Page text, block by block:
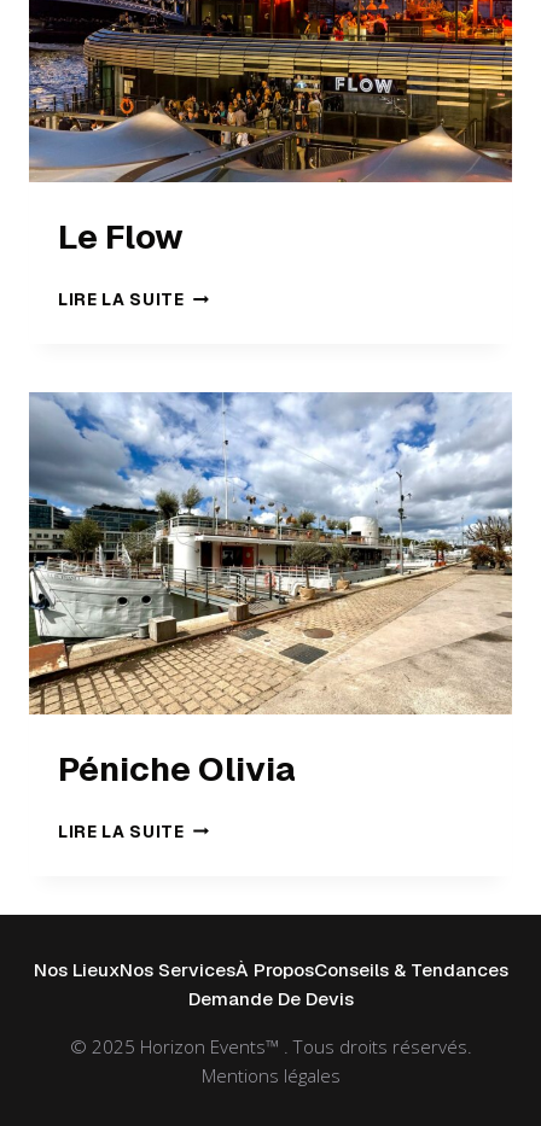
Le Flow
LIRE LA SUITE
Péniche Olivia
LIRE LA SUITE
Nos LieuxNos ServicesÀ ProposConseils & Tendances
Demande De Devis
© 2025 Horizon Events™ . Tous droits réservés.
Mentions légales